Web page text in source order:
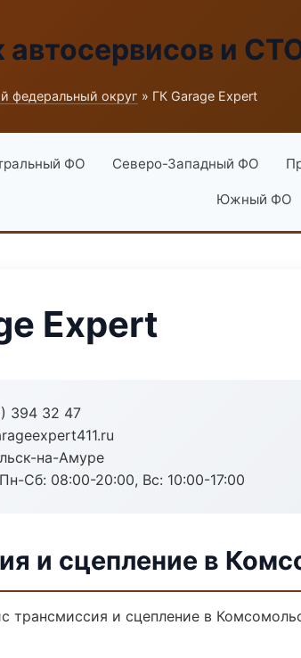
автосервисов и
федеральный округ » ГК Garage Expert
ФО Северо-Западный ФО
Южный ФО
Expert
394 32 47
на-Амуре
Пн-Сб: 08:00-20:00, Вс: 10:00-17:00
и сцепление в
трансмиссия и сцепление в